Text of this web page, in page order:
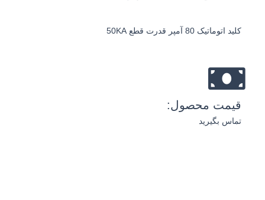
کلید اتوماتیک 80 آمپر قدرت قطع 50KA
قیمت محصول:
تماس بگیرید